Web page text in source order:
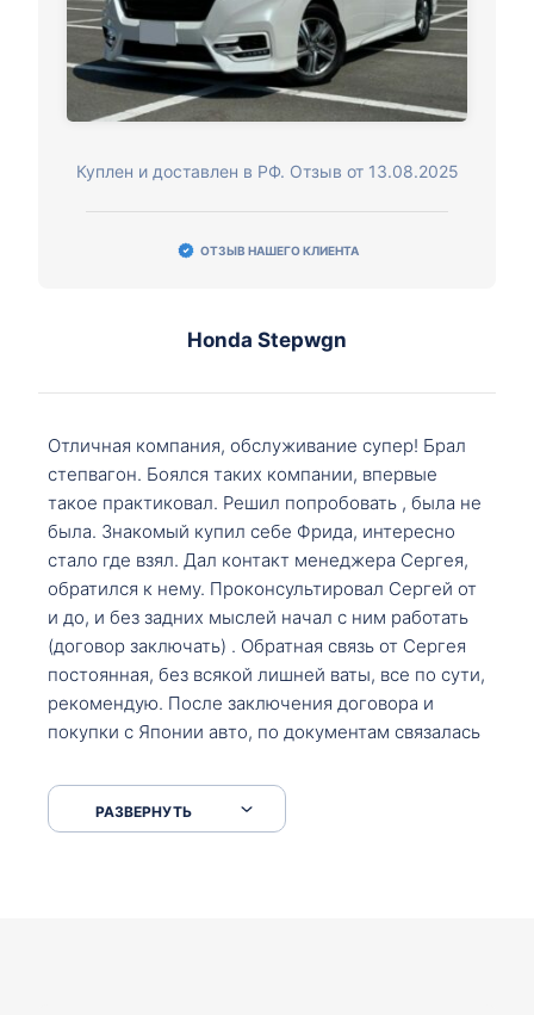
Куплен и доставлен в РФ. Отзыв от 13.08.2025
ОТЗЫВ НАШЕГО КЛИЕНТА
Honda Stepwgn
Отличная компания, обслуживание супер! Брал
степвагон. Боялся таких компании, впервые
такое практиковал. Решил попробовать , была не
была. Знакомый купил себе Фрида, интересно
стало где взял. Дал контакт менеджера Сергея,
обратился к нему. Проконсультировал Сергей от
и до, и без задних мыслей начал с ним работать
(договор заключать) . Обратная связь от Сергея
постоянная, без всякой лишней ваты, все по сути,
рекомендую. После заключения договора и
покупки с Японии авто, по документам связалась
что заполнить, куда зайти, образцы и т.д. После
приехал за авто. Меня тепло встретили Сергей с
РАЗВЕРНУТЬ